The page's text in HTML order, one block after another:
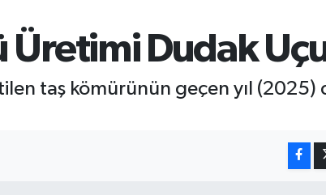
Üretimi Dudak
taş kömürünün geçen yıl